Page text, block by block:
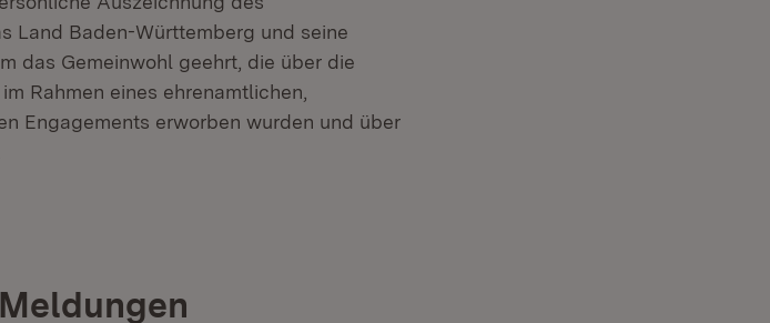
Land Baden-Württemberg und seine
das Gemeinwohl geehrt, die über die
Rahmen eines ehrenamtlichen,
Engagements erworben wurden und über